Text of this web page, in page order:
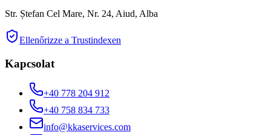
Str. Ștefan Cel Mare, Nr. 24, Aiud, Alba
Ellenőrizze a Trustindexen
Kapcsolat
+40 778 204 912
+40 758 834 733
info@kkaservices.com